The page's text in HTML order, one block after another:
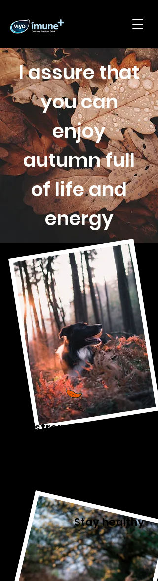
I assure that
you can
enjoy
autumn full
of life and
energy
Stay healthy
I strengthen your